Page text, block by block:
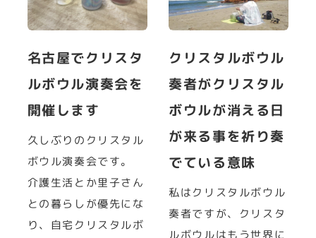
名古屋でクリスタ
ルボウル演奏会を
開催します
久しぶりのクリスタル
ボウル演奏会です。
介護生活とか里子さん
との暮らしが優先にな
り、自宅クリスタルボ
クリスタルボウル
奏者がクリスタル
ボウルが消える日
が来る事を祈り奏
でている意味
私はクリスタルボウル
奏者ですが、クリスタ
ルボウルはもう世界に